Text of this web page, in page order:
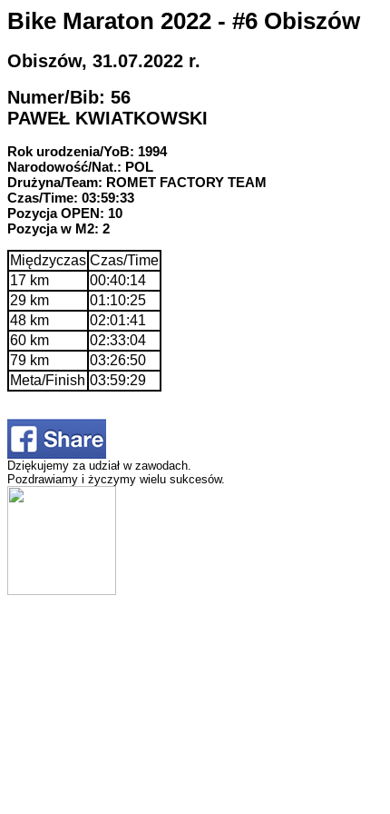
Bike Maraton 2022 - #6 Obiszów
Obiszów, 31.07.2022 r.
Numer/Bib: 56
PAWEŁ KWIATKOWSKI
Rok urodzenia/YoB: 1994
Narodowość/Nat.: POL
Drużyna/Team: ROMET FACTORY TEAM
Czas/Time: 03:59:33
Pozycja OPEN: 10
Pozycja w M2: 2
Międzyczas Czas/Time
17 km
00:40:14
29 km
01:10:25
48 km
02:01:41
60 km
02:33:04
79 km
03:26:50
Meta/Finish 03:59:29
Dziękujemy za udział w zawodach.
Pozdrawiamy i życzymy wielu sukcesów.